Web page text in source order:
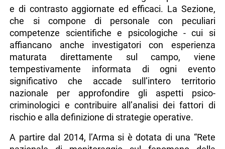
e di contrasto aggiornate ed efficaci. La Sezione,
che si compone di personale con peculiari
competenze scientifiche e psicologiche - cui si
affiancano anche investigatori con esperienza
maturata direttamente sul campo, viene
tempestivamente informata di ogni evento
significativo che accade sull’intero territorio
nazionale per approfondire gli aspetti psico-
criminologici e contribuire all’analisi dei fattori di
rischio e alla definizione di strategie operative.
A partire dal 2014, l’Arma si è dotata di una “Rete